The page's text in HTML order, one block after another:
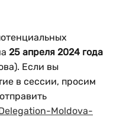
25 апреля 2024 года
Если вы
в сессии, просим
отправить
Moldova-